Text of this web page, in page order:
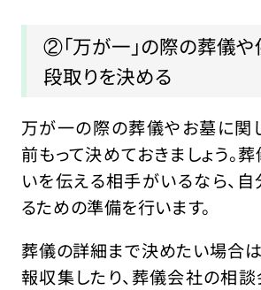
②「万が一」の際の葬儀や
段取りを決める
万が一の際の葬儀やお墓に関
前もって決めておきましょう。
いを伝える相手がいるなら、
るための準備を行います。
葬儀の詳細まで決めたい場合
報収集したり、葬儀会社の相